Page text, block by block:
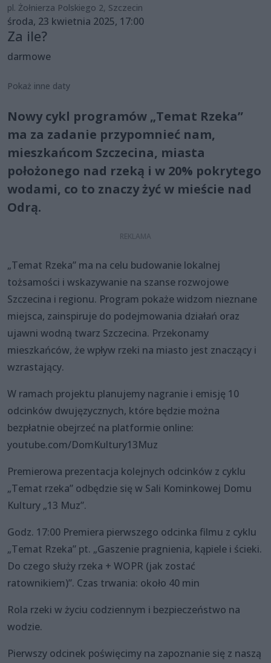
pl. Żołnierza Polskiego 2, Szczecin
środa, 23 kwietnia 2025, 17:00
Za ile?
darmowe
Pokaż inne daty
Nowy cykl programów „Temat Rzeka”
ma za zadanie przypomnieć nam,
mieszkańcom Szczecina, miasta
położonego nad rzeką i w 20% pokrytego
wodami, co to znaczy żyć w mieście nad
Odrą.
„Temat Rzeka” ma na celu budowanie lokalnej
tożsamości i wskazywanie na szanse rozwojowe
Szczecina i regionu. Program pokaże widzom nieznane
miejsca, zainspiruje do podejmowania działań oraz
ujawni wodną twarz Szczecina. Przekonamy
mieszkańców, że wpływ rzeki na miasto jest znaczący i
wzrastający.
W ramach projektu planujemy nagranie i emisję 10
odcinków dwujęzycznych, które będzie można
bezpłatnie obejrzeć na platformie online:
youtube.com/DomKultury13Muz
Premierowa prezentacja kolejnych odcinków z cyklu
„Temat rzeka” odbędzie się w Sali Kominkowej Domu
Kultury „13 Muz”.
Godz. 17:00 Premiera pierwszego odcinka filmu z cyklu
„Temat Rzeka” pt. „Gaszenie pragnienia, kąpiele i ścieki.
Do czego służy rzeka + WOPR (jak zostać
ratownikiem)”. Czas trwania: około 40 min
Rola rzeki w życiu codziennym i bezpieczeństwo na
wodzie.
Pierwszy odcinek poświęcimy na zapoznanie się z naszą